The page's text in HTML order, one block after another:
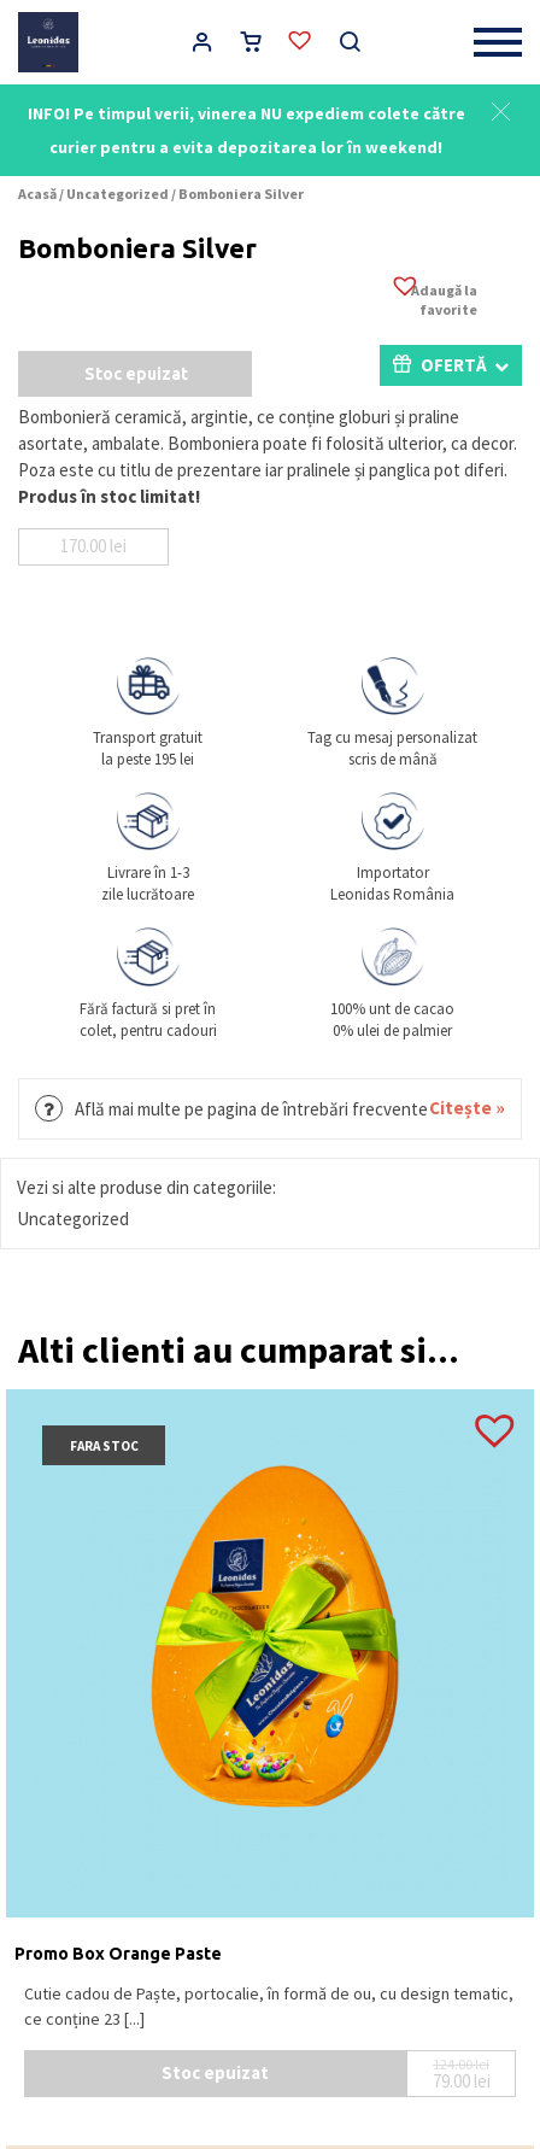
INFO! Pe timpul verii, vinerea NU expediem colete către
curier pentru a evita depozitarea lor în weekend!
Main Navigation
Acasă/ Uncategorized / Bomboniera Silver
Bomboniera Silver
Adaugă la
favorite
Stoc epuizat OFERTĂ
Bombonieră ceramică, argintie, ce conține globuri și praline
asortate, ambalate. Bomboniera poate fi folosită ulterior, ca decor.
Poza este cu titlu de prezentare iar pralinele și panglica pot diferi.
Produs în stoc limitat!
170.00 lei
Transport gratuit
la peste 195 lei
Tag cu mesaj personalizat
scris de mână
Livrare în 1-3
zile lucrătoare
Importator
Leonidas România
Fără factură si pret în
colet, pentru cadouri
100% unt de cacao
0% ulei de palmier
Află mai multe pe pagina de întrebări frecventeCitește »
Vezi si alte produse din categoriile:
Uncategorized
Alti clienti au cumparat si...
FARA STOC
Promo Box Orange Paste
Cutie cadou de Paște, portocalie, în formă de ou, cu design tematic,
ce conține 23 [...]
Stoc epuizat 124.00lei
Prețul
79.00 lei
Prețul